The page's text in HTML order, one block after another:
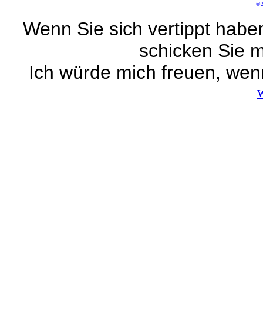
Wenn Sie sich vertippt
schicken Sie
Ich würde mich freuen,